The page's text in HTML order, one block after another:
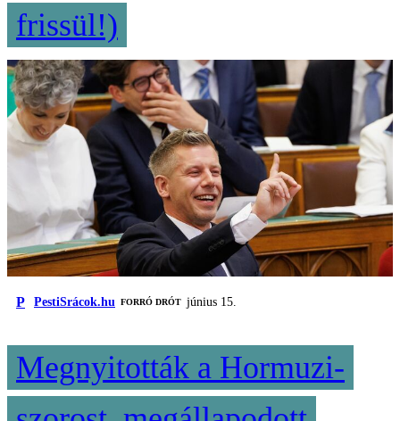
frissül!)
P PestiSrácok.hu FORRÓ DRÓT június 15.
Megnyitották a Hormuzi-